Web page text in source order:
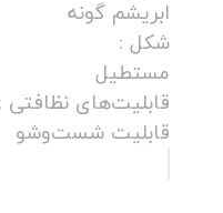
ابریشم گونه
شکل :
مستطیل
قابلیت‌های نظافتی :
قابلیت شست‌وشو